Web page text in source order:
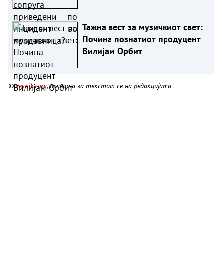
Тажна вест за музичкиот свет:
Почина познатиот продуцент
Вилијам Орбит
©vesnik.com, правата за текстот се на редакцијата